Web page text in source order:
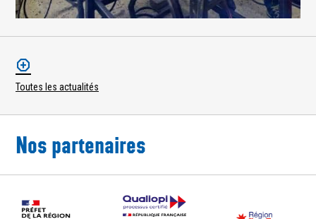
Toutes les actualités
Nos partenaires